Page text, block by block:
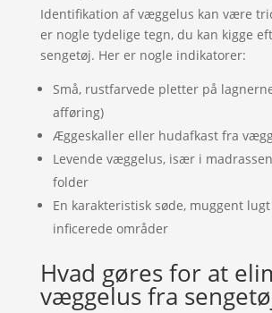
Identifikation af væggelus kan være
er nogle tydelige tegn, du kan kigge
sengetøj. Her er nogle indikatorer:
Små, rustfarvede pletter på
afføring)
Æggeskaller eller hudafkast fra
Levende væggelus, især i
folder
En karakteristisk søde, muggent
inficerede områder
Hvad gøres for at
væggelus fra